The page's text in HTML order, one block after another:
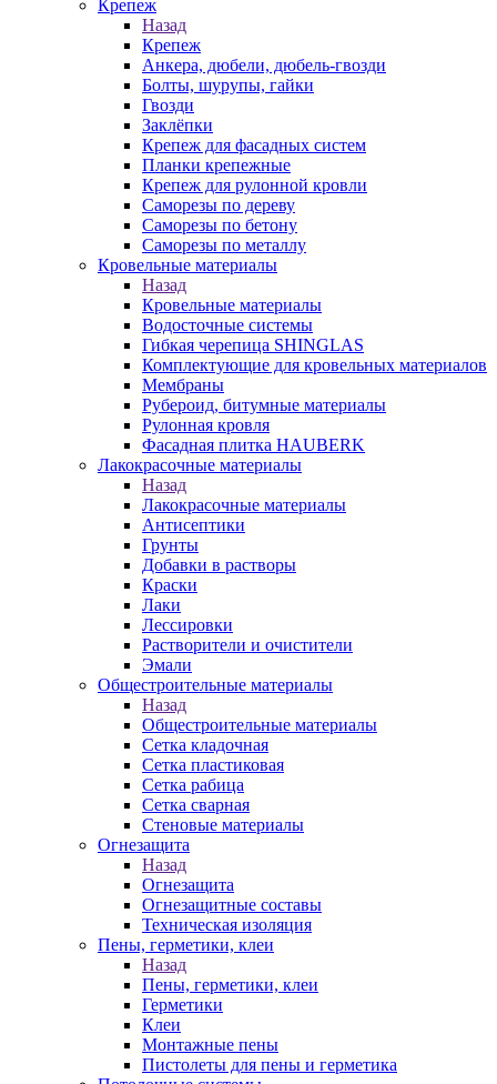
Крепеж
Назад
Крепеж
Анкера, дюбели, дюбель-гвозди
Болты, шурупы, гайки
Гвозди
Заклёпки
Крепеж для фасадных систем
Планки крепежные
Крепеж для рулонной кровли
Саморезы по дереву
Саморезы по бетону
Саморезы по металлу
Кровельные материалы
Назад
Кровельные материалы
Водосточные системы
Гибкая черепица SHINGLAS
Комплектующие для кровельных материалов
Мембраны
Рубероид, битумные материалы
Рулонная кровля
Фасадная плитка HAUBERK
Лакокрасочные материалы
Назад
Лакокрасочные материалы
Антисептики
Грунты
Добавки в растворы
Краски
Лаки
Лессировки
Растворители и очистители
Эмали
Общестроительные материалы
Назад
Общестроительные материалы
Сетка кладочная
Сетка пластиковая
Сетка рабица
Сетка сварная
Стеновые материалы
Огнезащита
Назад
Огнезащита
Огнезащитные составы
Техническая изоляция
Пены, герметики, клеи
Назад
Пены, герметики, клеи
Герметики
Клеи
Монтажные пены
Пистолеты для пены и герметика